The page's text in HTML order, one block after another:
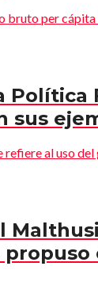
bruto per cápita
Política
sus
refiere al uso
propuso